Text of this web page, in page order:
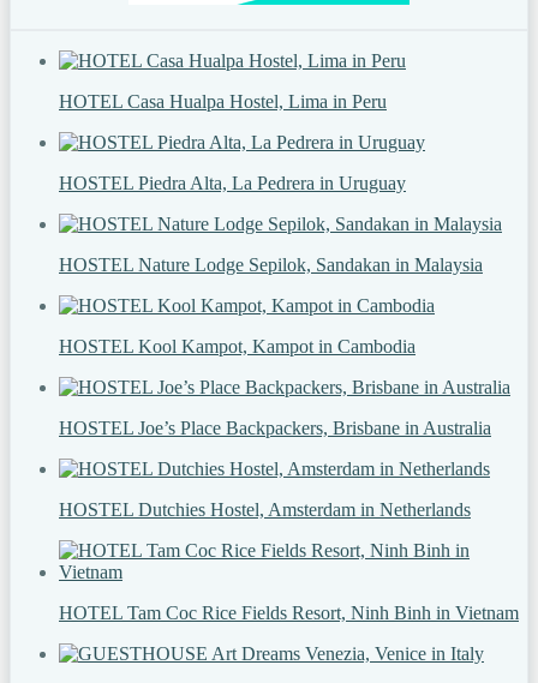
HOTEL Casa Hualpa Hostel, Lima in Peru
HOSTEL Piedra Alta, La Pedrera in Uruguay
HOSTEL Nature Lodge Sepilok, Sandakan in Malaysia
HOSTEL Kool Kampot, Kampot in Cambodia
HOSTEL Joe’s Place Backpackers, Brisbane in Australia
HOSTEL Dutchies Hostel, Amsterdam in Netherlands
HOTEL Tam Coc Rice Fields Resort, Ninh Binh in Vietnam